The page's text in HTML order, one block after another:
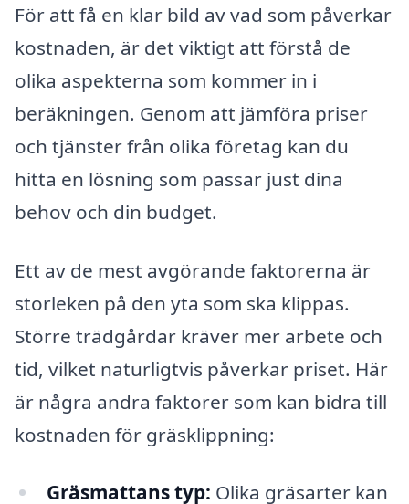
För att få en klar bild av vad som påverkar
kostnaden, är det viktigt att förstå de
olika aspekterna som kommer in i
beräkningen. Genom att jämföra priser
och tjänster från olika företag kan du
hitta en lösning som passar just dina
behov och din budget.
Ett av de mest avgörande faktorerna är
storleken på den yta som ska klippas.
Större trädgårdar kräver mer arbete och
tid, vilket naturligtvis påverkar priset. Här
är några andra faktorer som kan bidra till
kostnaden för gräsklippning:
Gräsmattans typ: Olika gräsarter kan